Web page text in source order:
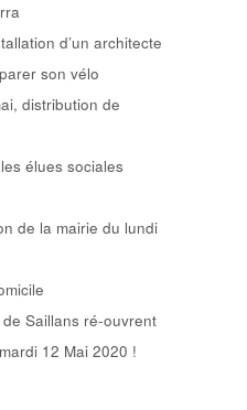
d’un architecte
son vélo
distribution de
élues sociales
de la mairie du lundi
Saillans ré-ouvrent
12 Mai 2020 !